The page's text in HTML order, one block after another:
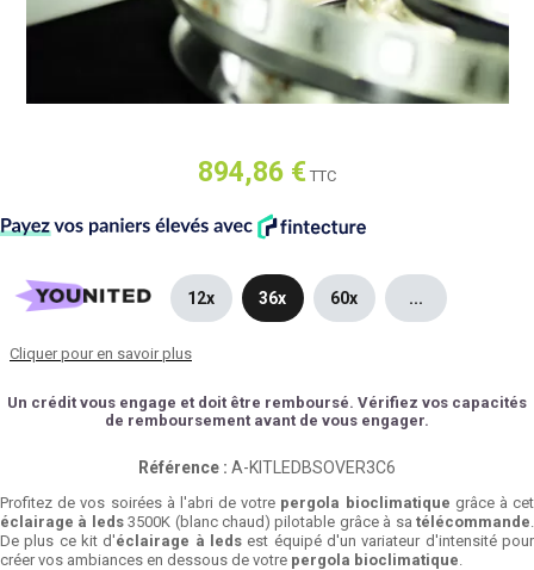
894,86 € TTC
12x 36x 60x ...
Cliquer pour en savoir plus
Un crédit vous engage et doit être remboursé. Vérifiez vos capacités
de remboursement avant de vous engager.
Référence : A-KITLEDBSOVER3C6
Profitez de vos soirées à l'abri de votre pergola bioclimatique grâce à cet
éclairage à leds3500K (blanc chaud) pilotable grâce à satélécommande.
De plus ce kit d'éclairage à leds est équipé d'un variateur d'intensité pour
créer vos ambiances en dessous de votre pergola bioclimatique.